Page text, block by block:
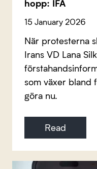
hopp: IFA
15 January 2026
När protesterna
Irans VD Lana
som växer bland
göra nu.
Read